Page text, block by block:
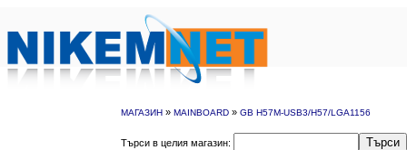
МАГАЗИН » MAINBOARD » GB H57M-USB3/H57/LGA1156
Търси в целия магазин: Търси